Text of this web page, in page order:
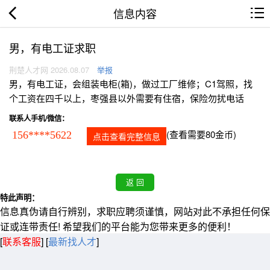
信息内容
男，有电工证求职
荆楚人才网 2026.08.07 举报
男，有电工证，会组装电柜(箱)，做过工厂维修；C1驾照，找
个工资在四千以上，枣强县以外需要有住宿，保险勿扰电话
联系人手机/微信：
156****5622 点击查看完整信息 (查看需要80金币)
特此声明：
信息真伪请自行辨别，求职应聘须谨慎，网站对此不承担任何保
证或连带责任! 希望我们的平台能为您带来更多的便利！
[联系客服] [最新找人才]